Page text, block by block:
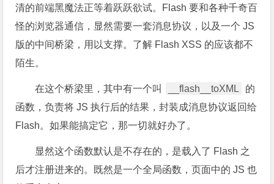
清的前端黑魔法正等着跃跃欲试。Flash 要和各种千奇百
怪的浏览器通信，显然需要一套消息协议，以及一个 JS
版的中间桥梁，用以支撑。了解 Flash XSS 的应该都不
陌生。
在这个桥梁里，其中有一个叫 __flash__toXML
的
函数，负责将 JS 执行后的结果，封装成消息协议返回给
Flash。如果能搞定它，那一切就好办了。
显然这个函数默认是不存在的，是载入了 Flash 之
后才注册进来的。既然是一个全局函数，页面中的 JS 也